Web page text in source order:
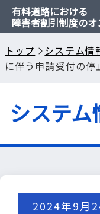
有料道路における
障害者割引制度の
トップ システム情
に伴う申請受付の停
システム
2024年9月